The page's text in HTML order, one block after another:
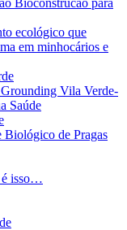
Bioconstrucao para
ecológico que
em minhocários e
Vila Verde-
Saúde
Biológico de Pragas
é isso…